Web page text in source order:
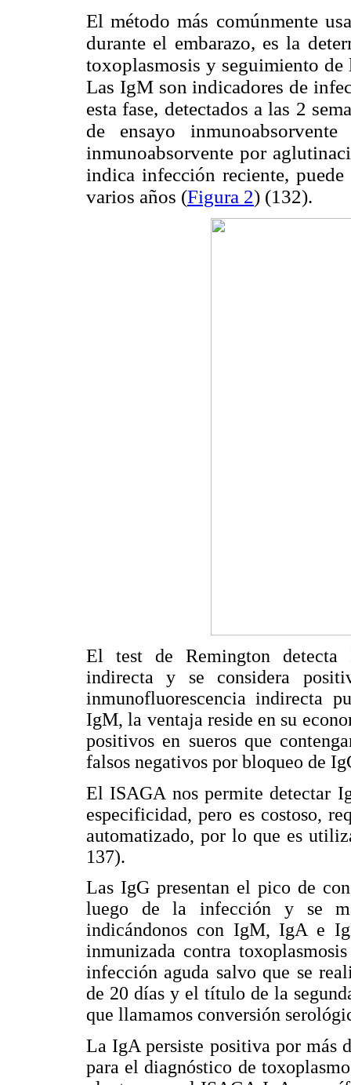
El método más comúnmente
durante el embarazo, es la
toxoplasmosis y seguimiento de
Las IgM son indicadores de
esta fase, detectados a las 2
de ensayo
inmunoabsorvente por
indica infección reciente,
varios años (Figura 2) (132).
El test de Remington detecta
indirecta y se considera
inmunofluorescencia indirecta
IgM, la ventaja reside en su
positivos en sueros que
falsos negativos por bloqueo de
El ISAGA nos permite detectar
especificidad, pero es costoso,
automatizado, por lo que es
137).
Las IgG presentan el pico de
luego de la infección y se
indicándonos con IgM, IgA e
inmunizada contra
infección aguda salvo que se
de 20 días y el título de la
que llamamos conversión
La IgA persiste positiva por más
para el diagnóstico de